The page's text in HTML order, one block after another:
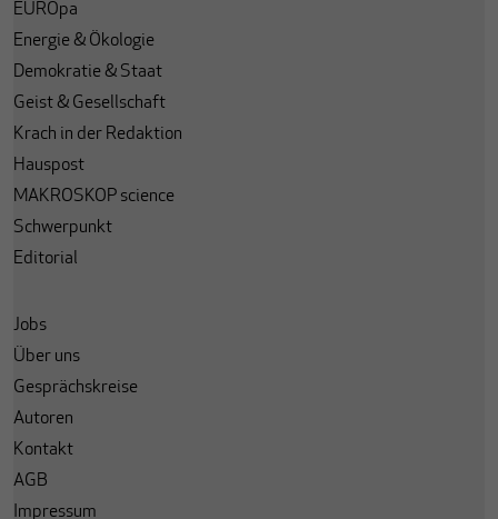
EUROpa
Energie & Ökologie
Demokratie & Staat
Geist & Gesellschaft
Krach in der Redaktion
Hauspost
MAKROSKOP science
Schwerpunkt
Editorial
Jobs
Über uns
Gesprächskreise
Autoren
Kontakt
AGB
Impressum